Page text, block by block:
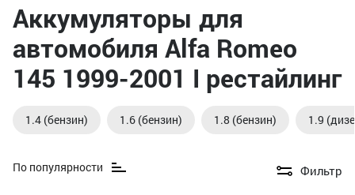
Аккумуляторы для
автомобиля Alfa Romeo
145 1999-2001 I рестайлинг
1.4 (бензин) 1.6 (бензин) 1.8 (бензин) 1.9
По популярности Фильтр